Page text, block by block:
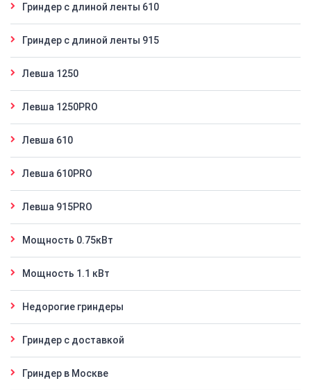
Гриндер с длиной ленты 610
Гриндер с длиной ленты 915
Левша 1250
Левша 1250PRO
Левша 610
Левша 610PRO
Левша 915PRO
Мощность 0.75кВт
Мощность 1.1 кВт
Недорогие гриндеры
Гриндер с доставкой
Гриндер в Москве